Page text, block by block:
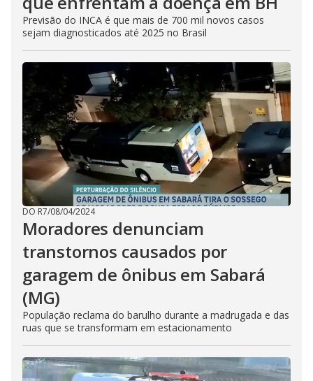
Previsão do INCA é que mais de 700 mil novos casos
sejam diagnosticados até 2025 no Brasil
DO R7/08/04/2024
Moradores denunciam
transtornos causados por
garagem de ônibus em Sabará
(MG)
População reclama do barulho durante a madrugada e das
ruas que se transformam em estacionamento